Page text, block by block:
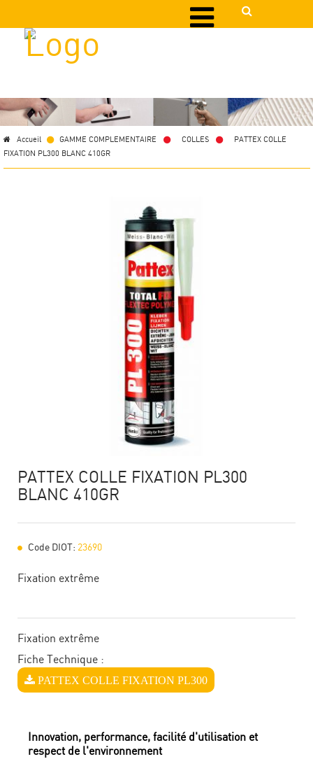
Accueil GAMME COMPLEMENTAIRE > COLLES >
PATTEX COLLE
FIXATION PL300 BLANC 410GR
PATTEX COLLE FIXATION PL300
BLANC 410GR
Code DIOT: 23690
Fixation extrême
Fixation extrême
Fiche Technique :
PATTEX COLLE FIXATION PL300
Innovation, performance, facilité d'utilisation et
respect de l'environnement